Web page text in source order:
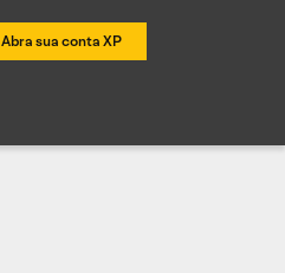
Abra sua conta XP